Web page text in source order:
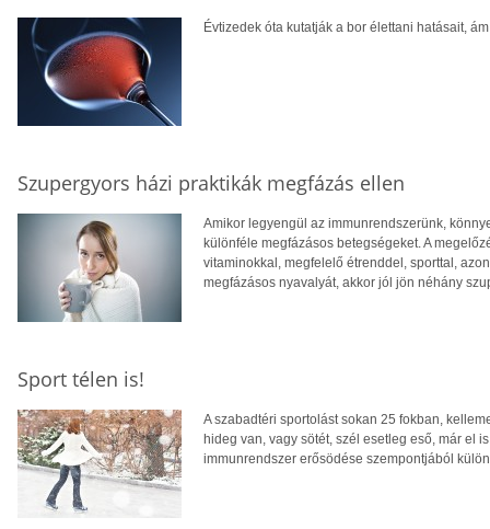
Évtizedek óta kutatják a bor élettani hatásait,
Szupergyors házi praktikák megfázás ellen
Amikor legyengül az immunrendszerünk,
különféle megfázásos betegségeket. A
vitaminokkal, megfelelő étrenddel, sporttal,
megfázásos nyavalyát, akkor jól jön néhány
Sport télen is!
A szabadtéri sportolást sokan 25 fokban,
hideg van, vagy sötét, szél esetleg eső, már el
immunrendszer erősödése szempontjából